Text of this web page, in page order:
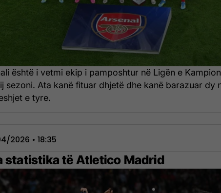
është i vetmi ekip i pamposhtur në Ligën e
sezoni. Ata kanë fituar dhjetë dhe kanë barazuar dy
e tyre.
2026 • 18:35
statistika të Atletico Madrid